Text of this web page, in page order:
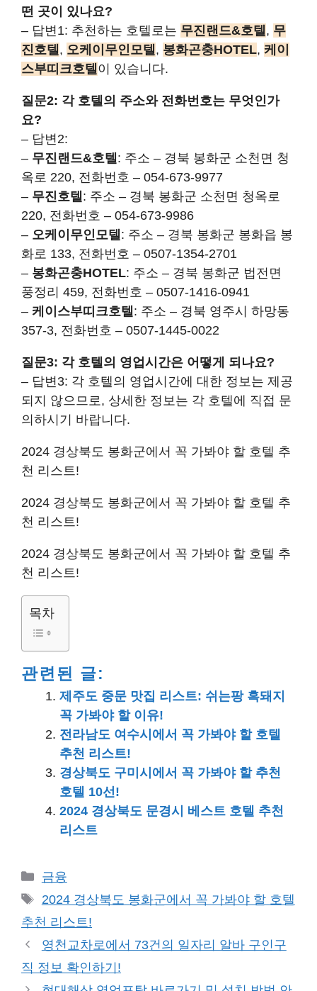
떤 곳이 있나요?
– 답변1: 추천하는 호텔로는 무진랜드&호텔, 무
진호텔, 오케이무인모텔, 봉화곤충HOTEL, 케이
스부띠크호텔이 있습니다.
질문2: 각 호텔의 주소와 전화번호는 무엇인가
요?
– 답변2:
– 무진랜드&호텔: 주소 – 경북 봉화군 소천면 청
옥로 220, 전화번호 – 054-673-9977
– 무진호텔: 주소 – 경북 봉화군 소천면 청옥로
220, 전화번호 – 054-673-9986
– 오케이무인모텔: 주소 – 경북 봉화군 봉화읍 봉
화로 133, 전화번호 – 0507-1354-2701
– 봉화곤충HOTEL: 주소 – 경북 봉화군 법전면
풍정리 459, 전화번호 – 0507-1416-0941
– 케이스부띠크호텔: 주소 – 경북 영주시 하망동
357-3, 전화번호 – 0507-1445-0022
질문3: 각 호텔의 영업시간은 어떻게 되나요?
– 답변3: 각 호텔의 영업시간에 대한 정보는 제공
되지 않으므로, 상세한 정보는 각 호텔에 직접 문
의하시기 바랍니다.
2024 경상북도 봉화군에서 꼭 가봐야 할 호텔 추
천 리스트!
2024 경상북도 봉화군에서 꼭 가봐야 할 호텔 추
천 리스트!
2024 경상북도 봉화군에서 꼭 가봐야 할 호텔 추
천 리스트!
목차
관련된 글:
제주도 중문 맛집 리스트: 쉬는팡 흑돼지
꼭 가봐야 할 이유!
전라남도 여수시에서 꼭 가봐야 할 호텔
추천 리스트!
경상북도 구미시에서 꼭 가봐야 할 추천
호텔 10선!
2024 경상북도 문경시 베스트 호텔 추천
리스트
카
테
리
금융
태
그
2024 경상북도 봉화군에서 꼭 가봐야 할 호텔
추천 리스트!
영천교차로에서 73건의 일자리 알바 구인구
직 정보 확인하기!